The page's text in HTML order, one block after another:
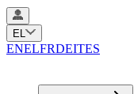
EL
ENELFRDEITES